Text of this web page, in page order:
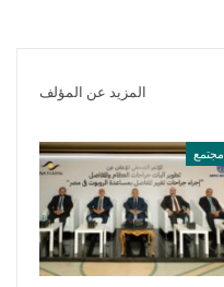
المزيد عن المؤلف
مجتمع